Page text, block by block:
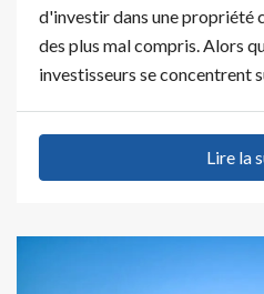
d'investir dans une propriété
des plus mal compris. Alors
investisseurs se concentrent
Lire la